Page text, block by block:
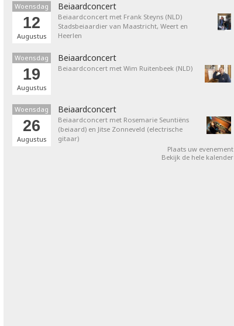
Woensdag
12
Augustus
Beiaardconcert
Beiaardconcert met Frank Steyns (NLD)
Stadsbeiaardier van Maastricht, Weert en
Heerlen
Woensdag
19
Augustus
Beiaardconcert
Beiaardconcert met Wim Ruitenbeek (NLD)
Woensdag
26
Augustus
Beiaardconcert
Beiaardconcert met Rosemarie Seuntiëns
(beiaard) en Jitse Zonneveld (electrische
gitaar)
Plaats uw evenement
Bekijk de hele kalender